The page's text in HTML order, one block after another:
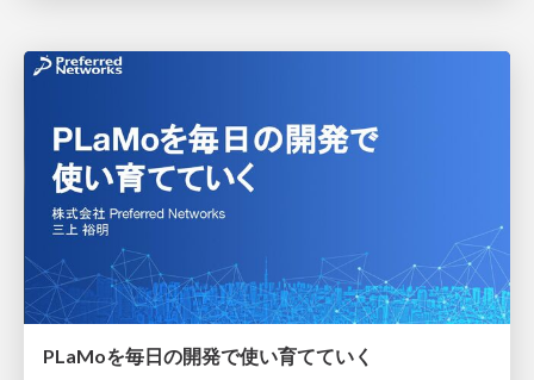
PLaMoを毎日の開発で使い育てていく